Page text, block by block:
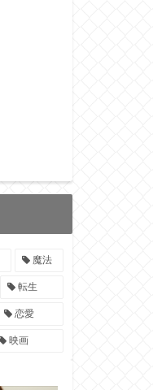
魔法
転生
恋愛
映画